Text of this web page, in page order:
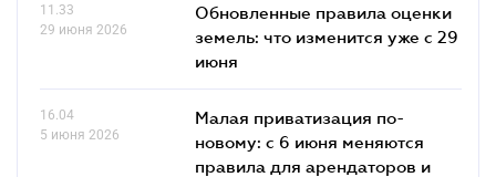
11.33
29 июня 2026
Обновленные правила оценки
земель: что изменится уже с 29
июня
16.04
5 июня 2026
Малая приватизация по-
новому: с 6 июня меняются
правила для арендаторов и